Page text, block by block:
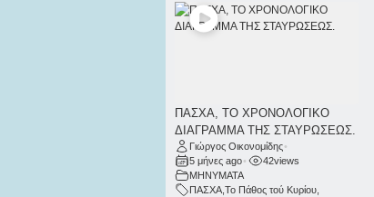
ΠΑΣΧΑ, ΤΟ ΧΡΟΝΟΛΟΓΙΚΟ
ΔΙΑΓΡΑΜΜΑ ΤΗΣ ΣΤΑΥΡΩΣΕΩΣ.
Γιώργος Οικονομίδης•
5 μήνες ago• 42views
ΜΗΝΥΜΑΤΑ
ΠΑΣΧΑ Το Πάθος τού Κυρίου